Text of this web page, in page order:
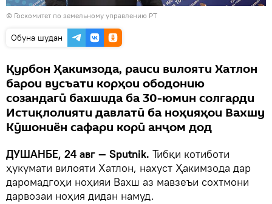
© Госкомитет по земельному управлению РТ
Обуна шудан
Қурбон Ҳакимзода, раиси вилояти Хатлон
барои вусъати корҳои ободонию
созандагӣ бахшида ба 30-юмин солгарди
Истиқлолияти давлатӣ ба ноҳияҳои Вахшу
Кӯшониён сафари корӣ анҷом дод
ДУШАНБЕ, 24 авг — Sputnik. Тибқи котиботи
ҳукумати вилояти Хатлон, нахуст Ҳакимзода дар
даромадгоҳи ноҳияи Вахш аз мавзеъи сохтмони
дарвозаи ноҳия дидан намуд.